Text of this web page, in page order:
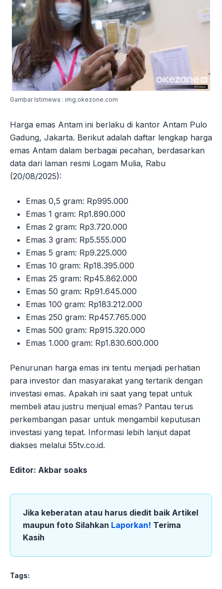
Gambar Istimewa : img.okezone.com
Harga emas Antam ini berlaku di kantor Antam Pulo
Gadung, Jakarta. Berikut adalah daftar lengkap harga
emas Antam dalam berbagai pecahan, berdasarkan
data dari laman resmi Logam Mulia, Rabu
(20/08/2025):
Emas 0,5 gram: Rp995.000
Emas 1 gram: Rp1.890.000
Emas 2 gram: Rp3.720.000
Emas 3 gram: Rp5.555.000
Emas 5 gram: Rp9.225.000
Emas 10 gram: Rp18.395.000
Emas 25 gram: Rp45.862.000
Emas 50 gram: Rp91.645.000
Emas 100 gram: Rp183.212.000
Emas 250 gram: Rp457.765.000
Emas 500 gram: Rp915.320.000
Emas 1.000 gram: Rp1.830.600.000
Penurunan harga emas ini tentu menjadi perhatian
para investor dan masyarakat yang tertarik dengan
investasi emas. Apakah ini saat yang tepat untuk
membeli atau justru menjual emas? Pantau terus
perkembangan pasar untuk mengambil keputusan
investasi yang tepat. Informasi lebih lanjut dapat
diakses melalui 55tv.co.id.
Editor: Akbar soaks
Jika keberatan atau harus diedit baik Artikel
maupun foto Silahkan Laporkan! Terima
Kasih
Tags: